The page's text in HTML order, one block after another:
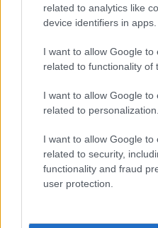
related to analytics like
device identifiers in apps.
I want to allow Google to
related to functionality of
I want to allow Google to
related to personalization.
I want to allow Google to
related to security,
functionality and fraud
user protection.
DIVAT
Tökéletes outfit
Cselényi Esztertől!